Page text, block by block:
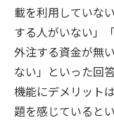
載を利用していな
する人がいない」
外注する資金が無
ない」といった回
機能にデメリット
題を感じていると